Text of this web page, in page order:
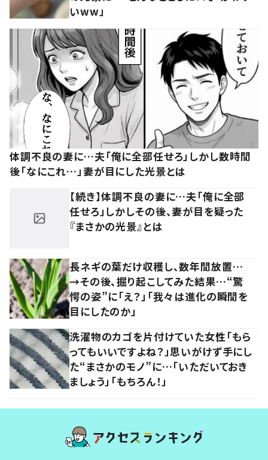
いww」
体調不良の妻に…夫「俺に全部任せろ」しかし数時間
後「なにこれ…」妻が目にした光景とは
【続き】体調不良の妻に…夫「俺に全部
任せろ」しかしその後、妻が目を疑った
『まさかの光景』とは
長ネギの葉だけ収穫し、数年間放置…
→その後、掘り起こしてみた結果…“驚
愕の姿”に「え？」「我々は進化の瞬間を
目にしたのか」
洗濯物のカゴを片付けていた女性「もら
ってもいいですよね？」思いがけず手にし
た“まさかのモノ”に…「いただいておき
ましょう」「もちろん！」